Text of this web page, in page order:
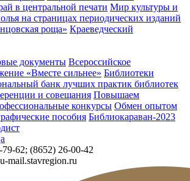
в центральной печати Мир культуры и
на страницах периодических изданий
роща» Краеведческий
документы Всероссийское
«Вместе сильнее» Библиотеки
банк лучших практик библиотек
и совещания Повышаем
конкурсы Обмен опытом
пособия Библиокараван-2023
62; (8652) 26-00-42
mail.stavregion.ru